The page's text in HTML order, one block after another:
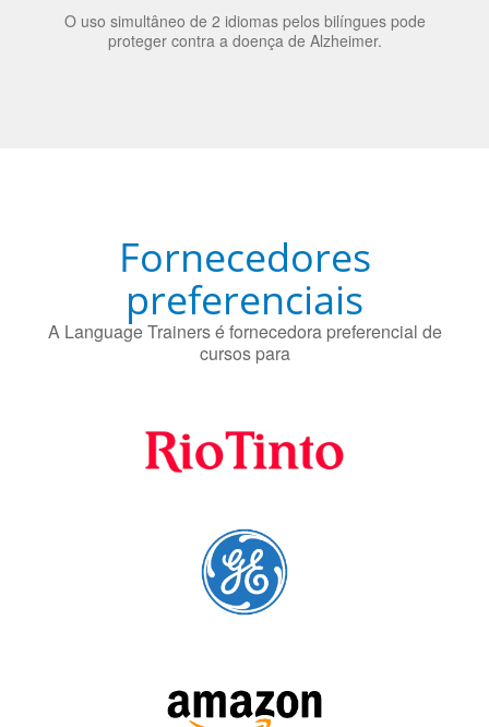
O uso simultâneo de 2 idiomas pelos bilíngues pode
proteger contra a doença de Alzheimer.
Fornecedores
preferenciais
A Language Trainers é fornecedora preferencial de
cursos para